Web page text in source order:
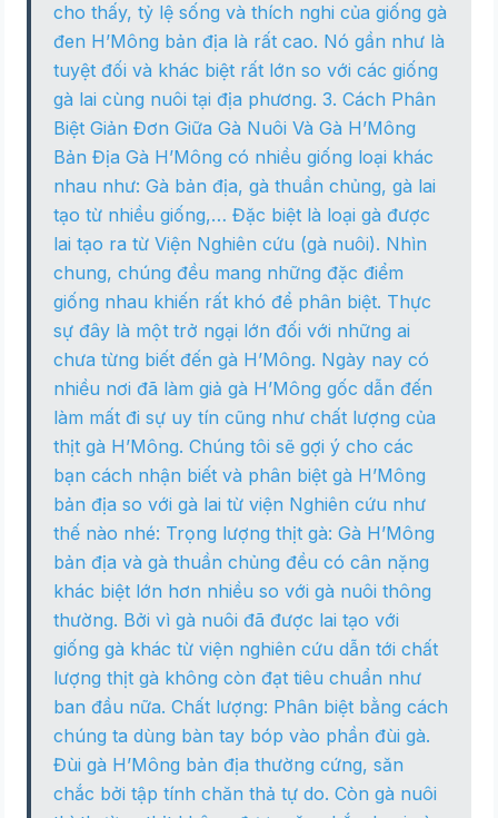
cho thấy, tỷ lệ sống và thích nghi của giống gà
đen H’Mông bản địa là rất cao. Nó gần như là
tuyệt đối và khác biệt rất lớn so với các giống
gà lai cùng nuôi tại địa phương. 3. Cách Phân
Biệt Giản Đơn Giữa Gà Nuôi Và Gà H’Mông
Bản Địa Gà H’Mông có nhiều giống loại khác
nhau như: Gà bản địa, gà thuần chủng, gà lai
tạo từ nhiều giống,… Đặc biệt là loại gà được
lai tạo ra từ Viện Nghiên cứu (gà nuôi). Nhìn
chung, chúng đều mang những đặc điểm
giống nhau khiến rất khó để phân biệt. Thực
sự đây là một trở ngại lớn đối với những ai
chưa từng biết đến gà H’Mông. Ngày nay có
nhiều nơi đã làm giả gà H’Mông gốc dẫn đến
làm mất đi sự uy tín cũng như chất lượng của
thịt gà H’Mông. Chúng tôi sẽ gợi ý cho các
bạn cách nhận biết và phân biệt gà H’Mông
bản địa so với gà lai từ viện Nghiên cứu như
thế nào nhé: Trọng lượng thịt gà: Gà H’Mông
bản địa và gà thuần chủng đều có cân nặng
khác biệt lớn hơn nhiều so với gà nuôi thông
thường. Bởi vì gà nuôi đã được lai tạo với
giống gà khác từ viện nghiên cứu dẫn tới chất
lượng thịt gà không còn đạt tiêu chuẩn như
ban đầu nữa. Chất lượng: Phân biệt bằng cách
chúng ta dùng bàn tay bóp vào phần đùi gà.
Đùi gà H’Mông bản địa thường cứng, săn
chắc bởi tập tính chăn thả tự do. Còn gà nuôi